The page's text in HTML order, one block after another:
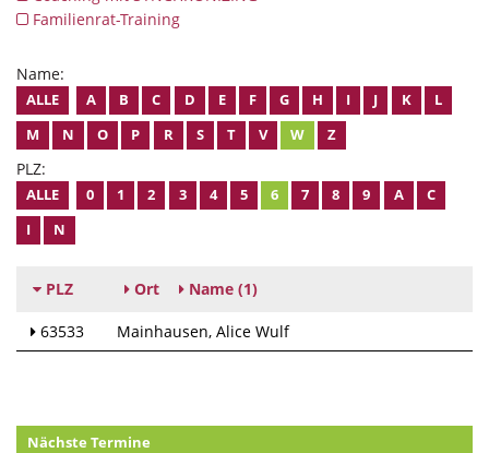
Familienrat-Training
Name:
ALLE A B C D E F G H I J K
L
M
N O P R S T V W Z
PLZ:
ALLE 0 1 2 3 4 5 6 7 8 9 A
C
I
N
PLZ Ort Name (1)
63533 Mainhausen Alice Wulf
Nächste Termine